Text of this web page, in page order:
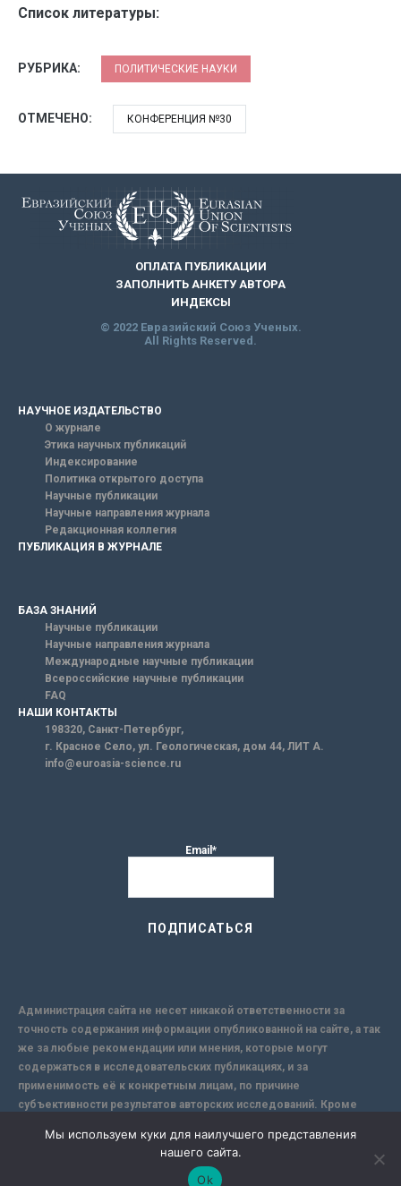
Список литературы:
РУБРИКА: ПОЛИТИЧЕСКИЕ НАУКИ
ОТМЕЧЕНО: КОНФЕРЕНЦИЯ №30
ОПЛАТА ПУБЛИКАЦИИ
ЗАПОЛНИТЬ АНКЕТУ АВТОРА
ИНДЕКСЫ
© 2022 Евразийский Союз Ученых.
All Rights Reserved.
НАУЧНОЕ ИЗДАТЕЛЬСТВО
О журнале
Этика научных публикаций
Индексирование
Политика открытого доступа
Научные публикации
Научные направления журнала
Редакционная коллегия
ПУБЛИКАЦИЯ В ЖУРНАЛЕ
БАЗА ЗНАНИЙ
Научные публикации
Научные направления журнала
Международные научные публикации
Всероссийские научные публикации
FAQ
НАШИ КОНТАКТЫ
198320, Санкт-Петербург,
г. Красное Село, ул. Геологическая, дом 44, ЛИТ А.
info@euroasia-science.ru
Email*
Администрация сайта не несет никакой ответственности за
точность содержания информации опубликованной на сайте, а так
же за любые рекомендации или мнения, которые могут
содержаться в исследовательских публикациях, и за
применимость её к конкретным лицам, по причине
субъективности результатов авторских исследований. Кроме
надежной защиты информации, Сайт не несет ответственности за
информацию, присылаемую через интернет.
Мы используем куки для наилучшего представления
нашего сайта.
Ok